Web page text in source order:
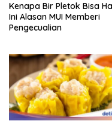
Kenapa Bir Pletok Bisa
Ini Alasan MUI Memberi
Pengecualian